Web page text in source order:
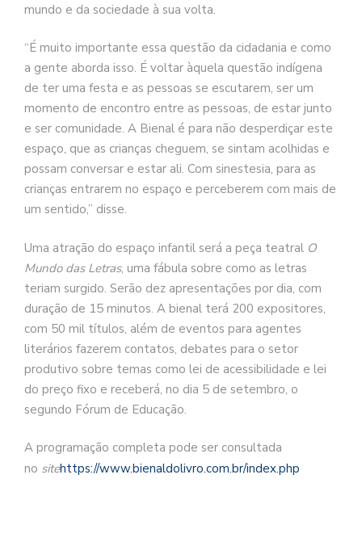
mundo e da sociedade à sua volta.
“É muito importante essa questão da cidadania e como
a gente aborda isso. É voltar àquela questão indígena
de ter uma festa e as pessoas se escutarem, ser um
momento de encontro entre as pessoas, de estar junto
e ser comunidade. A Bienal é para não desperdiçar este
espaço, que as crianças cheguem, se sintam acolhidas e
possam conversar e estar ali. Com sinestesia, para as
crianças entrarem no espaço e perceberem com mais de
um sentido,” disse.
Uma atração do espaço infantil será a peça teatral O
Mundo das Letras, uma fábula sobre como as letras
teriam surgido. Serão dez apresentações por dia, com
duração de 15 minutos. A bienal terá 200 expositores,
com 50 mil títulos, além de eventos para agentes
literários fazerem contatos, debates para o setor
produtivo sobre temas como lei de acessibilidade e lei
do preço fixo e receberá, no dia 5 de setembro, o
segundo Fórum de Educação.
A programação completa pode ser consultada
no sitehttps://www.bienaldolivro.com.br/index.php